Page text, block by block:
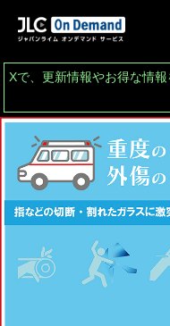
Xで、更新情報やお得な情